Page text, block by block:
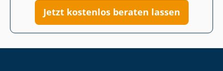
Jetzt kostenlos beraten lassen